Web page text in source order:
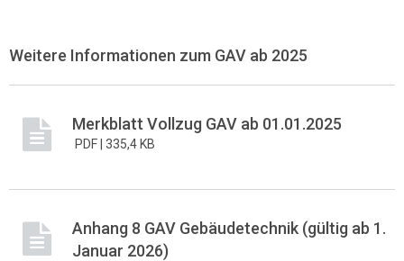
Weitere Informationen zum GAV ab 2025
Merkblatt Vollzug GAV ab 01.01.2025
PDF | 335,4 KB
Anhang 8 GAV Gebäudetechnik (gültig ab 1.
Januar 2026)